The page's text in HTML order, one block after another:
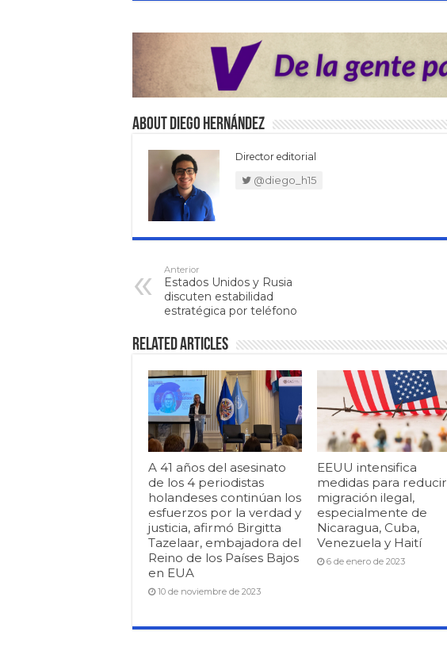
About Diego Hernández
Director editorial
@diego_h15
Anterior
Estados Unidos y Rusia
discuten estabilidad
estratégica por teléfono
Related Articles
A 41 años del asesinato
de los 4 periodistas
holandeses continúan los
esfuerzos por la verdad y
justicia, afirmó Birgitta
Tazelaar, embajadora del
Reino de los Países Bajos
en EUA
10 de noviembre de 2023
EEUU intensifica
medidas para reducir
migración ilegal,
especialmente de
Nicaragua, Cuba,
Venezuela y Haití
6 de enero de 2023